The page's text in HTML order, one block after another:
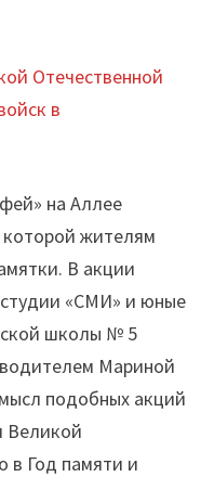
Отечественной
в
на Аллее
жителям
В акции
«СМИ» и юные
школы № 5
Мариной
подобных акций
Великой
в Год памяти и